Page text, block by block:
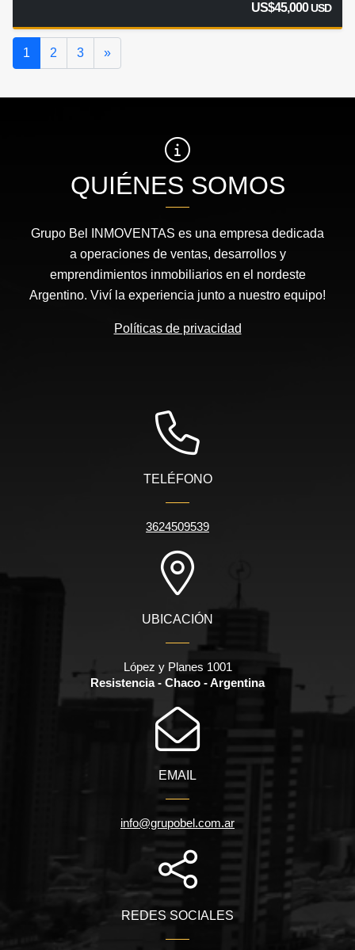
US$45,000USD
1 2 3 »Siguiente
QUIÉNES SOMOS
Grupo Bel INMOVENTAS es una empresa dedicada
a operaciones de ventas, desarrollos y
emprendimientos inmobiliarios en el nordeste
Argentino. Viví la experiencia junto a nuestro equipo!
Políticas de privacidad
TELÉFONO
3624509539
UBICACIÓN
López y Planes 1001
Resistencia - Chaco - Argentina
EMAIL
info@grupobel.com.ar
REDES SOCIALES